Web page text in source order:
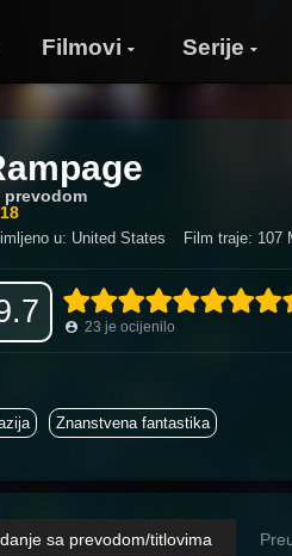
Filmovi Serije
prevodom
u: United States Film traje: 107
23 je ocijenilo
Znanstvena fantastika
sa prevodom/titlovima